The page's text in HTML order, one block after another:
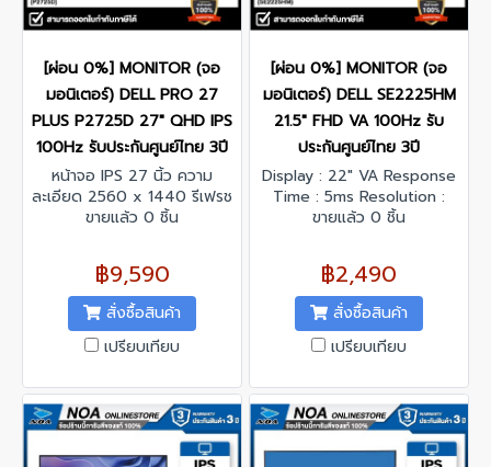
[ผ่อน 0%] MONITOR (จอ
มอนิเตอร์) DELL PRO 27
PLUS P2725D 27" QHD IPS
100Hz รับประกันศูนย์ไทย 3ปี
หน้าจอ IPS 27 นิ้ว ความ
ละเอียด 2560 x 1440 รีเฟรช
เรทสูงสุด 100 Hz
ขายแล้ว 0 ชิ้น
฿9,590
สั่งซื้อสินค้า
เปรียบเทียบ
[ผ่อน 0%] MONITOR (จอ
มอนิเตอร์) DELL SE2225HM
21.5" FHD VA 100Hz รับ
ประกันศูนย์ไทย 3ปี
Display : 22" VA Response
Time : 5ms Resolution :
1920 x 1080 @100 Hz
Interface : VGA x 1, HDMI x
1
ขายแล้ว 0 ชิ้น
฿2,490
สั่งซื้อสินค้า
เปรียบเทียบ